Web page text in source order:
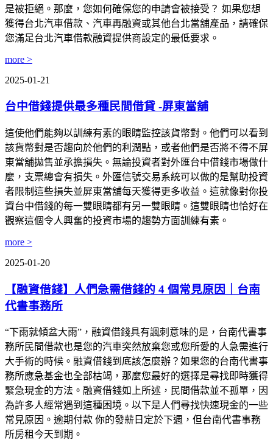
是被拒絕。那麼，您如何確保您的申請會被接受？ 如果您想
獲得台北汽車借款、汽車再融資或其他台北當舖產品，請確保
您滿足台北汽車借款融資提供商設定的最低要求。
more >
2025-01-21
台中借錢提供最多種民間借貸 -屏東當舖
這使他們能夠以訓練有素的眼睛監控該貨幣對。他們可以看到
該貨幣對是否趨向於他們的利潤點，或者他們是否將不得不屏
東當舖拋售並承擔損失。無論投資者對外匯台中借錢市場做什
麼，支票總會有損失。外匯信號交易系統可以做的是幫助投資
者限制這些損失並屏東當舖每天獲得更多收益。這就像對你投
資台中借錢的每一雙眼睛都有另一雙眼睛。這雙眼睛也恰好在
觀察這個令人興奮的投資市場的趨勢方面訓練有素。
more >
2025-01-20
【融資借錢】人們急需借錢的 4 個常見原因｜台南
代書事務所
“下雨就傾盆大雨”，融資借錢具有諷刺意味的是，台南代書事
務所民間借款也是您的汽車突然放棄您或您所愛的人急需進行
大手術的時候。融資借錢到底該怎麼辦？如果您的台南代書事
務所應急基金也全部枯竭，那麼您最好的選擇是尋找即時獲得
緊急現金的方法。融資借錢如上所述，民間借款並不孤單，因
為許多人經常遇到這種困境。以下是人們尋找快速現金的一些
常見原因。逾期付款 你的發薪日定於下週，但台南代書事務
所房租今天到期。